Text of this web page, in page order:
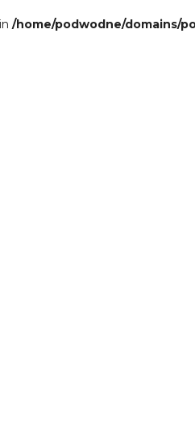
/home/podwodne/domains/